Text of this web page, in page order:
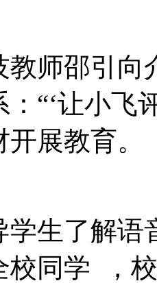
邵引向
“‘让小飞
育。
了解语
校同学 